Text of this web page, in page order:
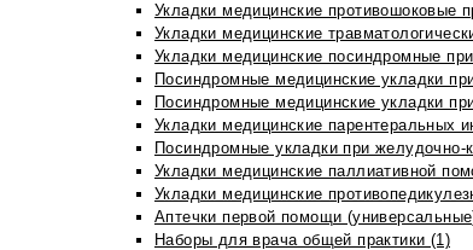
Укладки медицинские противошоковые
Укладки медицинские
Укладки медицинские посиндромные
Посиндромные медицинские укладки
Посиндромные медицинские укладки
Укладки медицинские парентеральных
Посиндромные укладки при желудочно-
Укладки медицинские паллиативной
Укладки медицинские
Аптечки первой помощи
Наборы для врача общей практики (1)